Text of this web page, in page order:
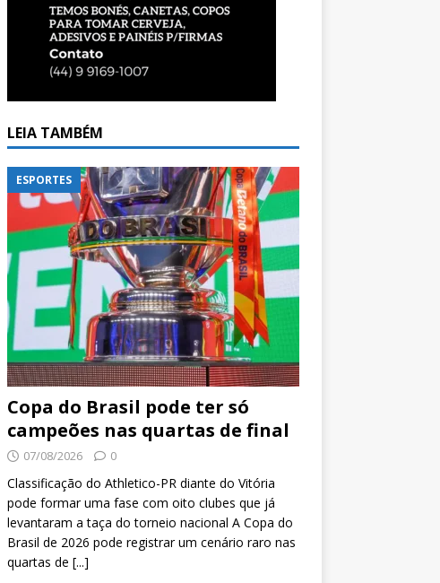
LEIA TAMBÉM
ESPORTES
Copa do Brasil pode ter só
campeões nas quartas de final
07/08/2026 0
Classificação do Athletico-PR diante do Vitória
pode formar uma fase com oito clubes que já
levantaram a taça do torneio nacional A Copa do
Brasil de 2026 pode registrar um cenário raro nas
quartas de [...]